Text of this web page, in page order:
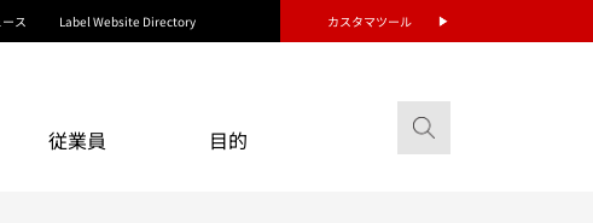
ス Label Website Directory カスタマツール
従業員 目的